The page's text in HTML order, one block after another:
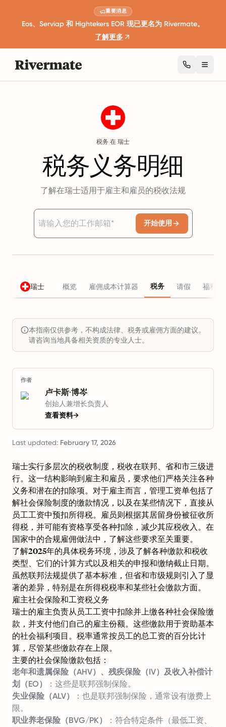
重要消息
Eos、Serviap 和 Hightekers EOR 现已更名为 Rivermate。
了解更多
税务 在 瑞士
税务义务明细
了解在瑞士适用于雇主和雇员的税收法规
开始使用
瑞士 概览 雇佣成本计算器 税务 请假 福利
本指南仅供参考，不构成法律、税务或雇佣方面的建议。
请咨询当地具备相关资质的专业人士。
作者
卢卡斯·博岑
创始人兼增长负责人
查看资料→
Last updated: February 17, 2026
瑞士实行多层次的税收制度，税收在联邦、省和市三级进
行。这一结构影响到雇主和雇员，要求他们严格关注各种
义务和潜在的扣除项。对于雇主而言，管理工资单包括了
解社会保险制度的缴款情况，以及在某些情况下，直接从
员工工资中预扣所得税。雇员则根据其居留身份被征收所
得税，并可能有资格享受各种扣除，减少其应税收入。在
国家中的合规雇佣做法中，了解这些要求至关重要。
了解2025年的具体税务环境，涉及了解各种缴款和税收
类型、它们的计算方式以及相关的申报和缴纳截止日期。
虽然联邦法规提供了基本标准，但省和市级规则引入了显
著的差异，特别是在所得税税率和某些社会缴款方面。
雇主社会保险和工资税义务
瑞士的雇主负责从员工工资中扣除并上缴各种社会保险缴
款，并支付他们自己的雇主份额。这些缴款用于资助基本
的社会福利项目。税率通常按员工的总工资的百分比计
算，尽管某些缴款存在上限。
主要的社会保险缴款包括：
老年和遗属保险（AHV）、残疾保险（IV）及收入补偿计
划（EO）
：这些是联邦强制保险。
失业保险（ALV）
：也是联邦强制保险，通常设有缴费上
限。
职业养老保险（BVG/PK）
：符合特定条件（最低工资、